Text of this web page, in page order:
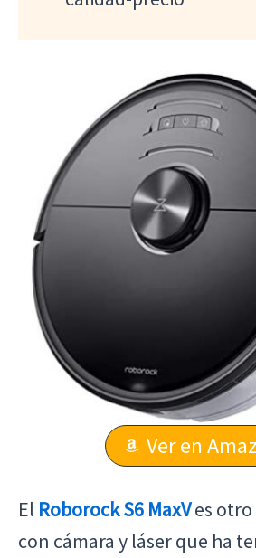
Ver en
El Roborock S6 MaxVes
con cámara y láser que ha